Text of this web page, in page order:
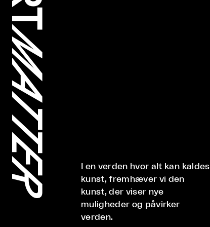
I en verden hvor alt kan kaldes
kunst, fremhæver vi den
kunst, der viser nye
muligheder og påvirker
verden.